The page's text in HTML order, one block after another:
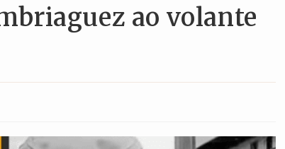
ao volante